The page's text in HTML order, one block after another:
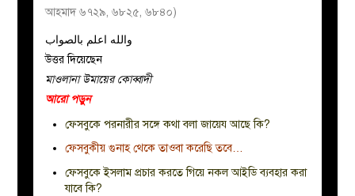
আহমাদ ৬৭২৯,৬৮২৫,৬৮৪০)
والله اعلم بالصواب
উত্তর দিয়েছেন
মাওলানা উমায়ের কোব্বাদী
আরো পড়ুন
ফেসবুকে পরনারীর সঙ্গে কথা বলা জায়েয আছে কি?
ফেসবুকীয় গুনাহ থেকে তাওবা করেছি তবে…
ফেসবুকে ইসলাম প্রচার করতে গিয়ে নকল আইডি ব্যবহার করা
যাবে কি?